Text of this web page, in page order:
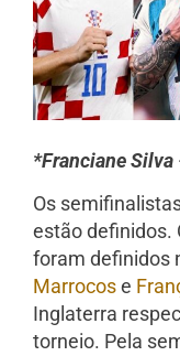
*Franciane Silva
Os
estão definidos.
foram definidos
Marrocose
Inglaterra
torneio. Pela